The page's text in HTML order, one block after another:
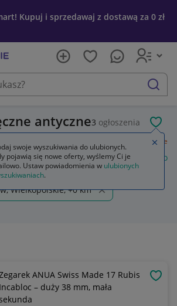
Kupuj i sprzedawaj z dostawą za 0 zł
szukaj
antyczne3 ogłoszenia
Naręczne
zegarki nareczne męskie biurko
Wielkopolskie, +0 km
ANUA Swiss Made 17 Rubis
Incabloc – duży 38 mm, mała
sekunda
swoje wyszukiwania do ulubionych.
pojawią się nowe oferty, wyślemy Ci je
Ustaw powiadomienia w ulubionych
.